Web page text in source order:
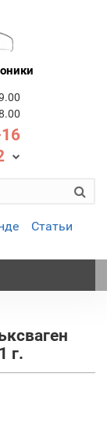
Статьи
г.